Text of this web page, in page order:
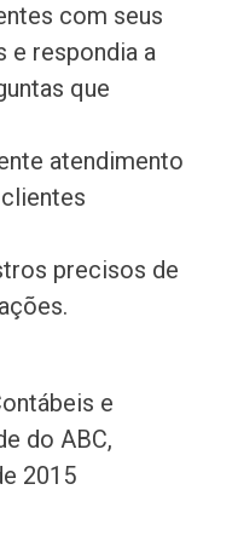
com seus
e respondia a
que
atendimento
precisos de
e
do ABC,
2015